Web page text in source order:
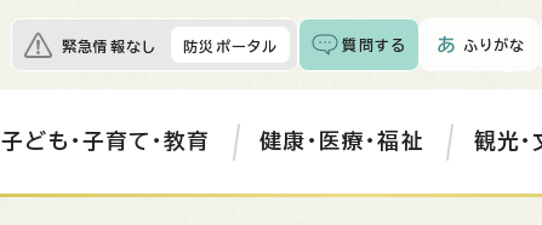
緊急情報なし 防災ポータル 質問する ふりがな
子ども・子育て・教育 健康・医療・福祉 観光・